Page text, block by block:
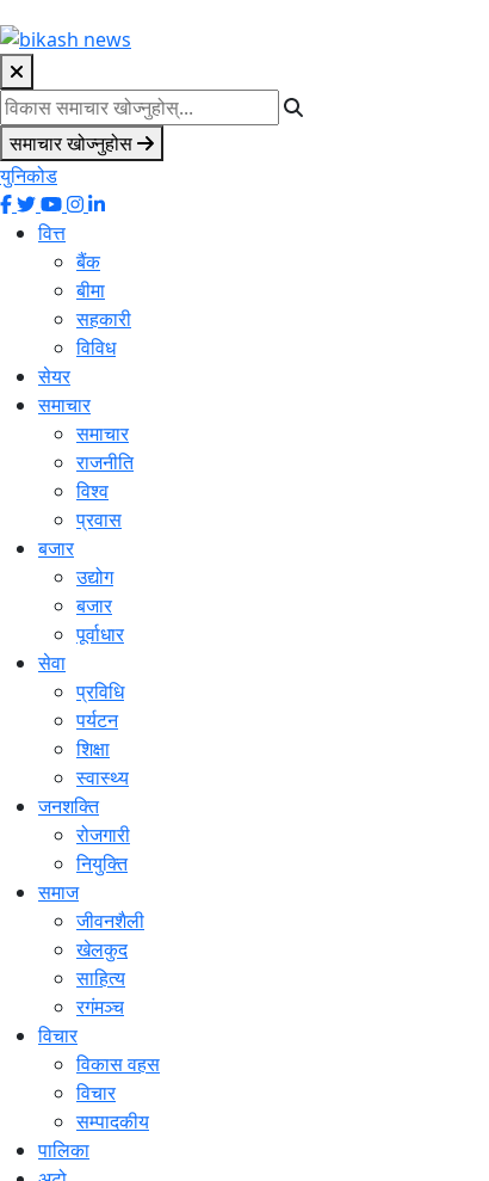
समाचार खोज्नुहोस
युनिकोड
वित्त
बैंक
बीमा
सहकारी
विविध
सेयर
समाचार
समाचार
राजनीति
विश्व
प्रवास
बजार
उद्योग
बजार
पूर्वाधार
सेवा
प्रविधि
पर्यटन
शिक्षा
स्वास्थ्य
जनशक्ति
रोजगारी
नियुक्ति
समाज
जीवनशैली
खेलकुद
साहित्य
रगंमञ्च
विचार
विकास वहस
विचार
सम्पादकीय
पालिका